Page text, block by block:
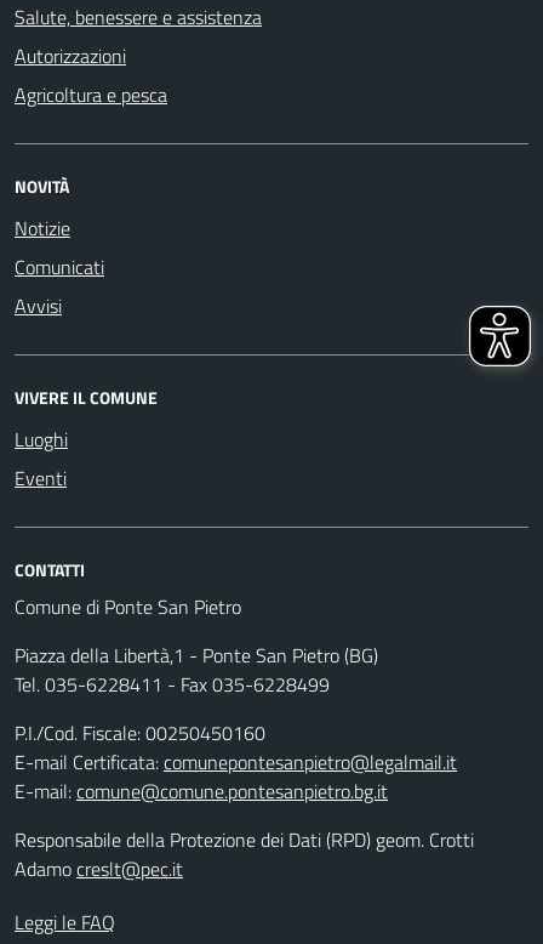
Salute, benessere e assistenza
Autorizzazioni
Agricoltura e pesca
NOVITÀ
Notizie
Comunicati
Avvisi
VIVERE IL COMUNE
Luoghi
Eventi
CONTATTI
Comune di Ponte San Pietro
Piazza della Libertà,1 - Ponte San Pietro (BG)
Tel. 035-6228411 - Fax 035-6228499
P.I./Cod. Fiscale: 00250450160
E-mail Certificata:comunepontesanpietro@legalmail.it
E-mail:comune@comune.pontesanpietro.bg.it
Responsabile della Protezione dei Dati (RPD) geom. Crotti
Adamocreslt@pec.it
Leggi le FAQ